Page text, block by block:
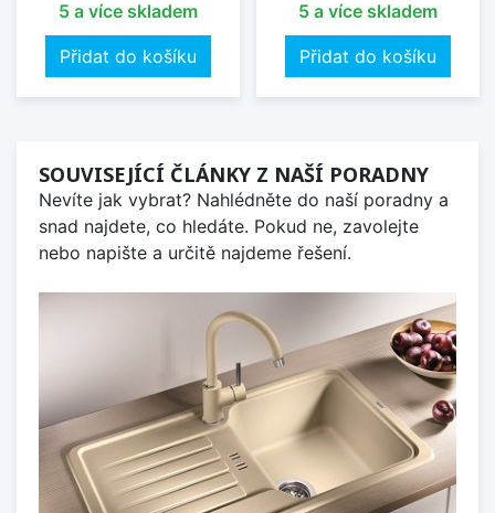
5 a více skladem
Přidat do košíku
5 a více skladem
Přidat do košíku
SOUVISEJÍCÍ ČLÁNKY Z NAŠÍ PORADNY
Nevíte jak vybrat? Nahlédněte do naší poradny a
snad najdete, co hledáte. Pokud ne, zavolejte
nebo napište a určitě najdeme řešení.